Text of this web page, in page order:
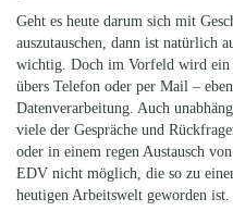
Geht es heute darum sich mit
auszutauschen, dann ist natürlich
wichtig. Doch im Vorfeld wird
übers Telefon oder per Mail –
Datenverarbeitung. Auch
viele der Gespräche und
oder in einem regen Austausch
EDV nicht möglich, die so zu
heutigen Arbeitswelt geworden ist.